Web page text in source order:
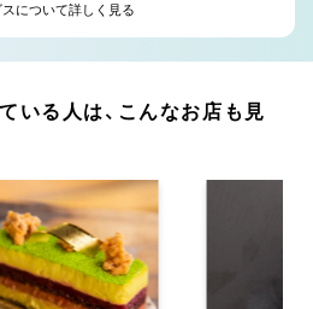
について詳しく見る
いる人は、こんなお店も見